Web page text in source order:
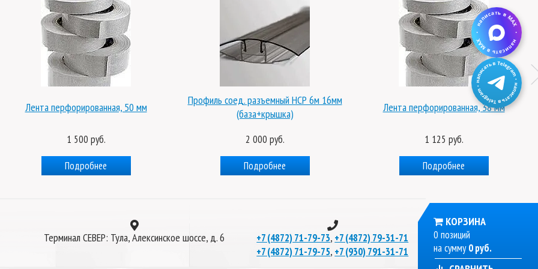
Лента перфорированная, 50 мм
1 500 руб.
Подробнее
Профиль соед. разъемный НСР 6м 16мм
(база+крышка)
2 000 руб.
Подробнее
Лента перфорированная, 38 мм
1 125 руб.
Подробнее
Терминал СЕВЕР: Тула, Алексинское шоссе, д. 6 +7 (4872) 71-79-73, +7 (4872) 79-31-71
+7 (4872) 71-79-75, +7 (930) 791-31-71
КОРЗИНА
0 позиций
на сумму0 руб.